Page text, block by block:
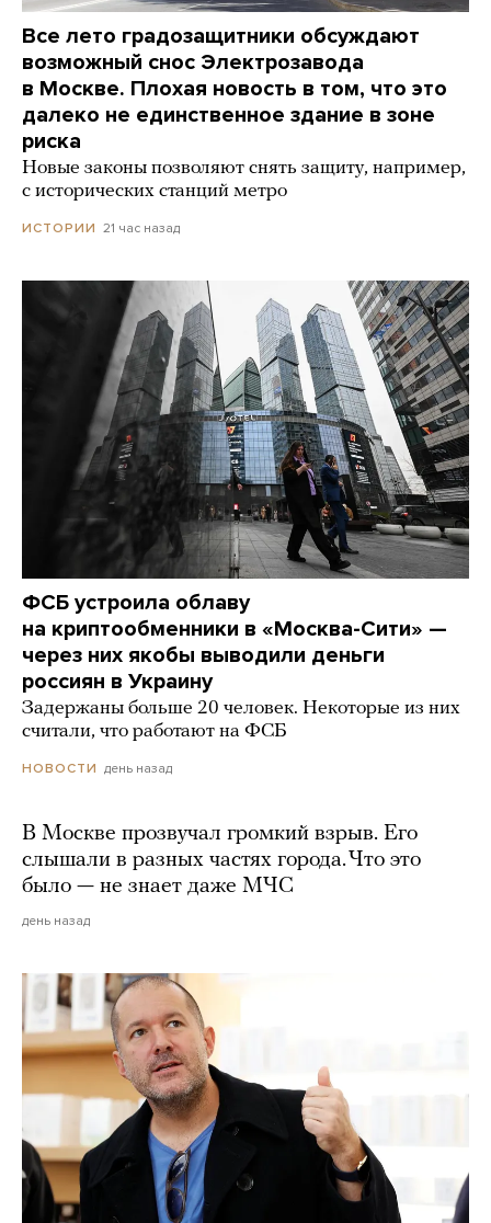
Все лето градозащитники обсуждают
возможный снос Электрозавода
в Москве. Плохая новость в том, что это
далеко не единственное здание в зоне
риска
Новые законы позволяют снять защиту, например,
с исторических станций метро
ИСТОРИИ 21 час назад
ФСБ устроила облаву
на криптообменники в «Москва-Сити» —
через них якобы выводили деньги
россиян в Украину
Задержаны больше 20 человек. Некоторые из них
считали, что работают на ФСБ
НОВОСТИ день назад
В Москве прозвучал громкий взрыв. Его
слышали в разных частях города. Что это
было — не знает даже МЧС
день назад